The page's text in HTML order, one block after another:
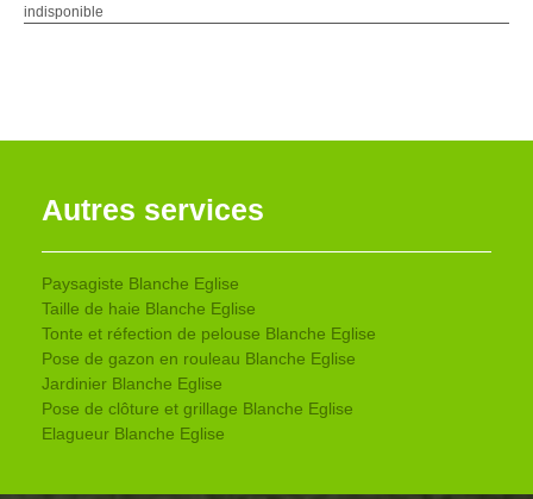
indisponible
Autres services
Paysagiste Blanche Eglise
Taille de haie Blanche Eglise
Tonte et réfection de pelouse Blanche Eglise
Pose de gazon en rouleau Blanche Eglise
Jardinier Blanche Eglise
Pose de clôture et grillage Blanche Eglise
Elagueur Blanche Eglise